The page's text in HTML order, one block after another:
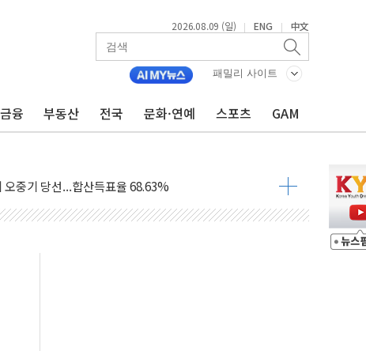
2026.08.09 (일) | ENG | 中文
패밀리 사이트
융 부동산 전국 문화·연예 스포츠 GAM
두천~하당'·'올미골교' 차량 통행 선제 제한
고 발생…작업자 1명 숨져
50대 숨진 채 발견...경찰, 조사 중
적 1.48%p 차 선두 유지...金 46.01% vs 鄭 44.53%
해 10대 구속…범행 후 반려견도 죽여
선서 정청래에 승리…金 48.54% vs 鄭 44.40%
발표...김민석 47.37% 정청래 45.71% 송영길 6.92%
발표...정청래 47.82% 김민석 46.35% 송영길 5.83%